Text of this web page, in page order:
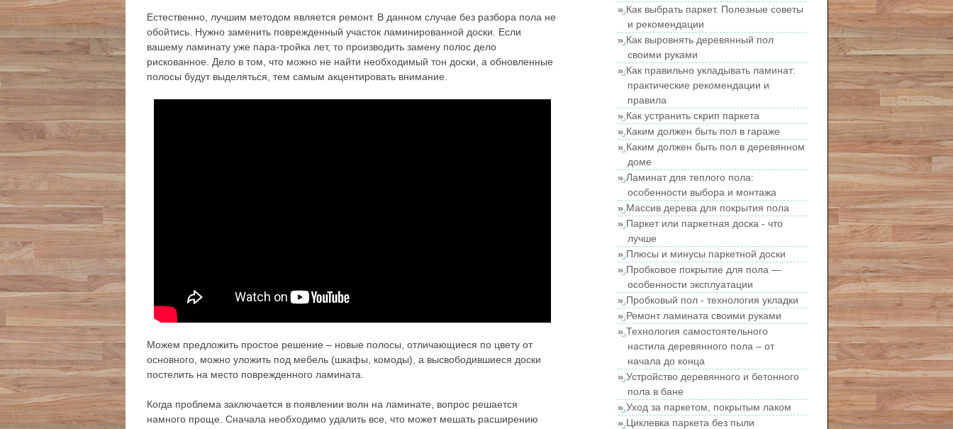
Естественно, лучшим методом является ремонт. В данном случае без разбора пола не
обойтись. Нужно заменить поврежденный участок ламинированной доски. Если
вашему ламинату уже пара-тройка лет, то производить замену полос дело
рискованное. Дело в том, что можно не найти необходимый тон доски, а обновленные
полосы будут выделяться, тем самым акцентировать внимание.
Можем предложить простое решение – новые полосы, отличающиеся по цвету от
основного, можно уложить под мебель (шкафы, комоды), а высвободившиеся доски
постелить на место поврежденного ламината.
Когда проблема заключается в появлении волн на ламинате, вопрос решается
намного проще. Сначала необходимо удалить все, что может мешать расширению
Как выбрать паркет. Полезные советы
и рекомендации
Как выровнять деревянный пол
своими руками
Как правильно укладывать ламинат:
практические рекомендации и
правила
Как устранить скрип паркета
Каким должен быть пол в гараже
Каким должен быть пол в деревянном
доме
Ламинат для теплого пола:
особенности выбора и монтажа
Массив дерева для покрытия пола
Паркет или паркетная доска - что
лучше
Плюсы и минусы паркетной доски
Пробковое покрытие для пола —
особенности эксплуатации
Пробковый пол - технология укладки
Ремонт ламината своими руками
Технология самостоятельного
настила деревянного пола – от
начала до конца
Устройство деревянного и бетонного
пола в бане
Уход за паркетом, покрытым лаком
Циклевка паркета без пыли